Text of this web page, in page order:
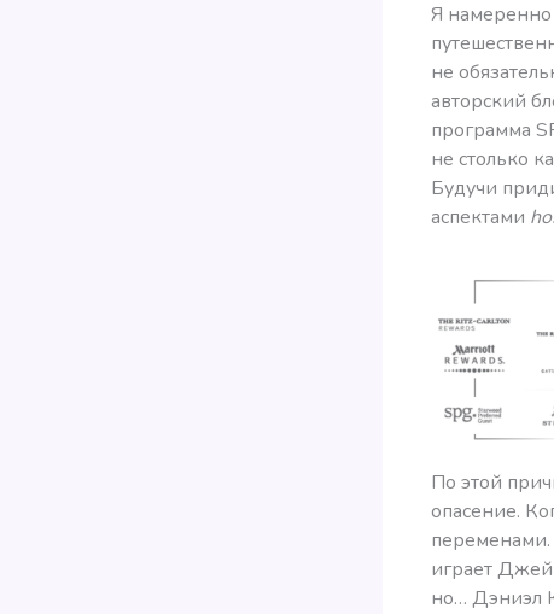
Я намеренно
не
авторский
программа
не столько
Будучи
аспектами
По этой
опасение.
переменами.
играет
но… Дэниэл